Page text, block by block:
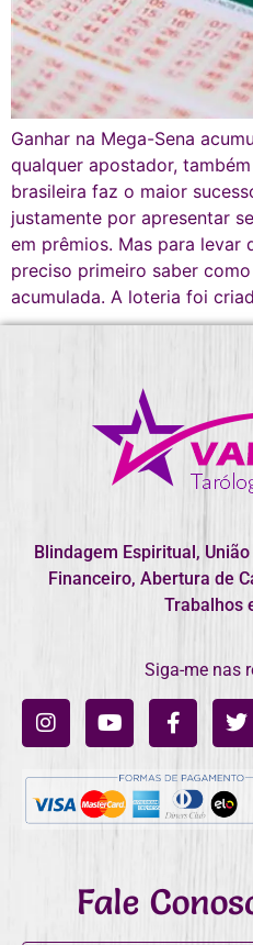
Ganhar na Mega-Sena
qualquer apostador,
brasileira faz o maior
justamente por apresentar
em prêmios. Mas para levar
preciso primeiro saber
acumulada. A loteria foi
Blindagem Espiritual,
Financeiro, Abertura de
Trabalhos
Siga-me nas
Fale